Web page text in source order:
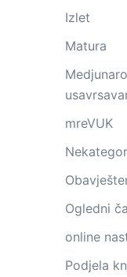
Izlet
Matura
mreVUK
Ogledni
online
Podjela